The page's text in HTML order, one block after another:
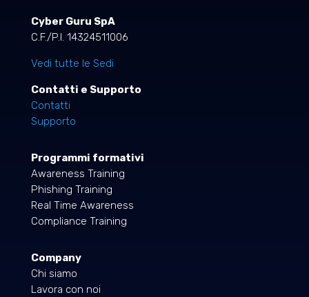
Cyber Guru SpA
C.F./P.I. 14324511006
Vedi tutte le Sedi
Contatti e Supporto
Contatti
Supporto
Programmi formativi
Awareness Training
Phishing Training
Real Time Awareness
Compliance Training
Company
Chi siamo
Lavora con noi